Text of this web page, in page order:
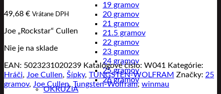
19 gramov
20 gramov
21 gramov
21.5 gramov
22 gramov
23 gramov
24 gramov
25 gramov
26 gramov
OKRUŽIA
49,68 € Vrátane DPH
Joe „Rockstar“ Cullen
Nie je na sklade
EAN: 5023231020239 Katalógové číslo: W041 Kategórie:
Hráči, Joe Cullen, Šípky, TUNGSTEN-WOLFRAM Značky: 25
gramov, Joe Cullen,Tungsten-Wolfram, winmau